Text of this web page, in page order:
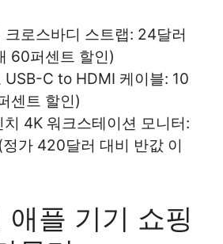
크로스바디 스트랩: 24달러
60퍼센트 할인)
USB-C to HDMI 케이블: 10
센트 할인)
4K 워크스테이션 모니터:
가 420달러 대비 반값 이
애플 기기 쇼핑